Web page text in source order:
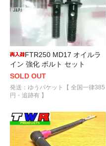
FTR250 MD17 オイルラ
イン 強化 ボルト セット
SOLD OUT
発送：ゆうパケット【 全国一律385
円・追跡有 】